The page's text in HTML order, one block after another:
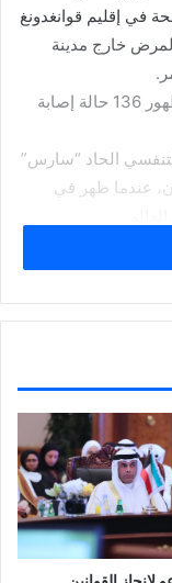
في إقليم قوانغدونغ
خارج مدينة
وأفادت لجنة الصحة بمدينة ووهان في بيان بظهور 136 حالة إصابة
الحاد “سارس”
في الأذهان، عندما ظهر في
تسبب عدوى تتراوح
الحاد “سارس”،